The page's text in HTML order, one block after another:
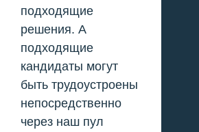
подходящие
решения. А
подходящие
кандидаты могут
быть трудоустроены
непосредственно
через наш пул